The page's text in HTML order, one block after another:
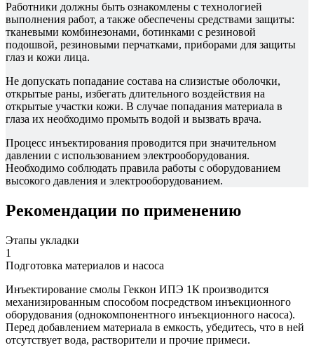
Работники должны быть ознакомлены с технологией
выполнения работ, а также обеспечены средствами защиты:
тканевыми комбинезонами, ботинками с резиновой
подошвой, резиновыми перчатками, приборами для защиты
глаз и кожи лица.
Не допускать попадание состава на слизистые оболочки,
открытые раны, избегать длительного воздействия на
открытые участки кожи. В случае попадания материала в
глаза их необходимо промыть водой и вызвать врача.
Процесс инъектирования проводится при значительном
давлении с использованием электрооборудования.
Необходимо соблюдать правила работы с оборудованием
высокого давления и электрооборудованием.
Рекомендации по применению
Этапы укладки
1
Подготовка материалов и насоса
Инъектирование смолы Геккон ИПЭ 1К производится
механизированным способом посредством инъекционного
оборудования (однокомпонентного инъекционного насоса).
Перед добавлением материала в емкость, убедитесь, что в ней
отсутствует вода, растворители и прочие примеси.